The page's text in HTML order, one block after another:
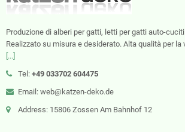
Produzione di alberi per gatti, letti per gatti auto-
Realizzato su misura e desiderato. Alta qualità per
[...]
Tel: +49 033702 604475
Email: web@katzen-deko.de
Address: 15806 Zossen Am Bahnhof 12